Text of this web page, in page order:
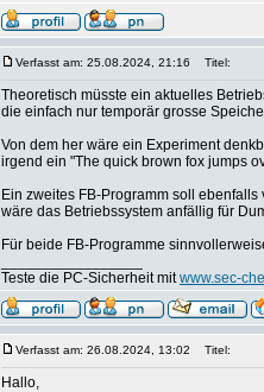
Verfasst am: 25.08.2024, 21:16 Titel:
Theoretisch müsste ein aktuelles
die einfach nur temporär grosse
Von dem her wäre ein Experiment
irgend ein "The quick brown fox jumps
Ein zweites FB-Programm soll
wäre das Betriebssystem anfällig für
Für beide FB-Programme
Teste die PC-Sicherheit mitwww.sec-
Verfasst am: 26.08.2024, 13:02 Titel:
Hallo,